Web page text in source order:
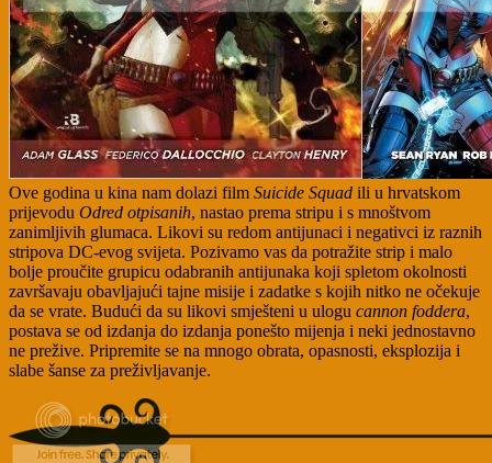
Ove godina u kina nam dolazi film Suicide Squad ili u hrvatskom
prijevodu Odred otpisanih, nastao prema stripu i s mnoštvom
zanimljivih glumaca. Likovi su redom antijunaci i negativci iz raznih
stripova DC-evog svijeta. Pozivamo vas da potražite strip i malo
bolje proučite grupicu odabranih antijunaka koji spletom okolnosti
završavaju obavljajući tajne misije i zadatke s kojih nitko ne očekuje
da se vrate. Budući da su likovi smješteni u ulogu cannon foddera,
postava se od izdanja do izdanja ponešto mijenja i neki jednostavno
ne prežive. Pripremite se na mnogo obrata, opasnosti, eksplozija i
slabe šanse za preživljavanje.